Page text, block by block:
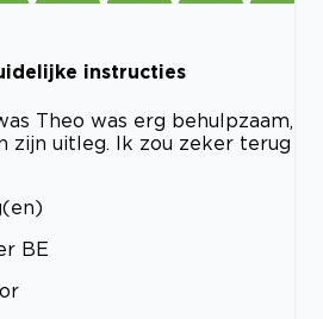
instructies
Theo was erg behulpzaam,
zijn uitleg. Ik zou zeker terug
BE